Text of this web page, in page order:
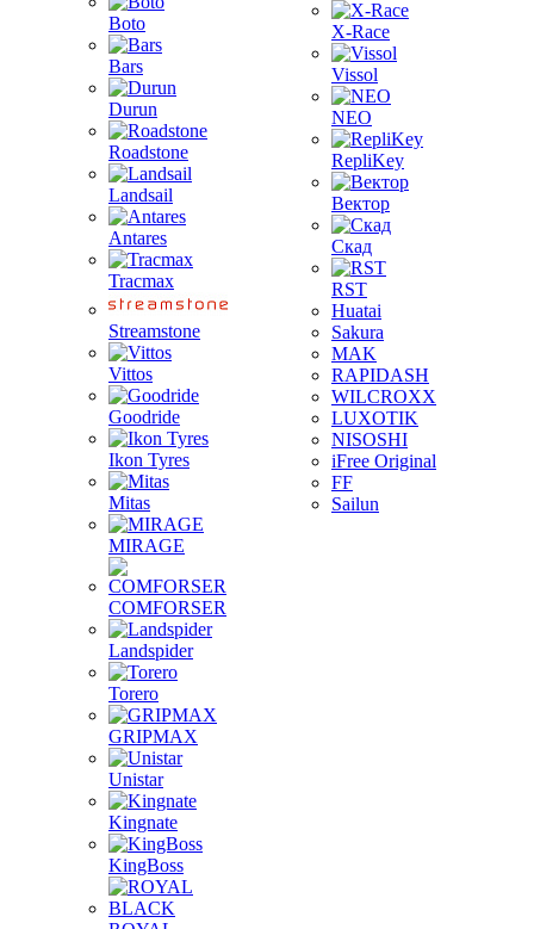
Boto
Bars
Durun
Roadstone
Landsail
Antares
Tracmax
Streamstone
Vittos
Goodride
Ikon Tyres
Mitas
MIRAGE
COMFORSER
Landspider
Torero
GRIPMAX
Unistar
Kingnate
KingBoss
X-Race
Vissol
NEO
RepliKey
Вектор
Скад
RST
Huatai
Sakura
MAK
RAPIDASH
WILCROXX
LUXOTIK
NISOSHI
iFree Original
FF
Sailun